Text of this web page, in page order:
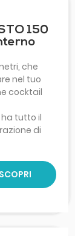
150
che
nel tuo
cocktail
tutto il
di
SCOPRI